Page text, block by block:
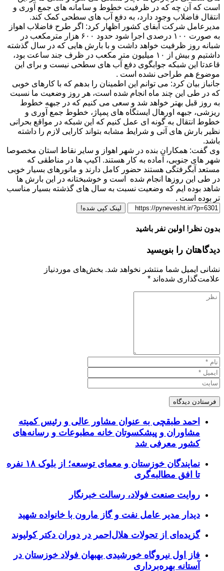
است که آن چه که در ظرفیت خطوط و سامانه های جمع آوری و
انتقال فاضلاب وجود دارد، به دفع آب های سطحی کمک کند.
مدیرعامل شرکت آبفای کشور اظهار کرد: اگر طرح فاضلاب اهواز
به صورت ۱۰۰ درصدی اجرا شود حدود ۶۰۰ هزار مترمکعب در
شبانه روز ظرفیت خواهد داشت و با بارش هایی که در سال گذشته
داشتیم و بیش از ۱۰ میلیون متر مکعب در ظرف جند ساعت بود،
قاعدتا این شبکه جوابگوی دفع آب های سطحی نیست و برای این
موضوع هم طراحی نشده است .
جانباز بیان کرد: می توانم این اطمینان را بدهم که با کارهای خوبی
که در طی این چند ماه انجام شده است، هر روز وضعیت ما نسبت
به روز قبل بهتر خواهد شد و سعی می کنیم که در جبهه خطوط
ریزشی، جبهه اورهال ایستگاه های پمپاژ، خطوط جمع آوری و
خطوط انتقال به گونه ای عمل کنیم که این شبکه در مواقع بحرانی
نظیر بارش های آتی و شرایط مشابه بتواند کارایی لازم را داشته
باشد.
وی گفت: همکاران بنده در شهر اهواز و سایر نقاط استان مخصوصا
شهر های جنوبی، آماده به کار هستند. اکیپ ها در مناطقی که
مستعد آبگرفتگی هستند حضور کامل دارند و مانورهای بسیار خوبی
در طی این روزها انجام شده است و خوشبختانه در این بارش ها
شاهد بوده ایم که وضعیت نسبت به سال های گذشته بسیار مناسب
تر بوده است .
لینک کپی شده!
بدون نظر! اولین نفر باشید
دیدگاهتان را بنویسید
نشانی ایمیل شما منتشر نخواهد شد. بخش‌های موردنیاز
علامت‌گذاری شده‌اند *
احمد طبقچی به عنوان مشاور عالی و رئیس کمیته
مشاوران و پیشکسوتان خانه مطبوعات و رسانه‌های
کشور معرفی شد
نمایندگان خوزستان و معمای توسعه؛ از بلوک ۱۸ نفره
تا افق مطالبه‌گری
روایت صنعت فولاد،‌ رسالت خبرنگار
دیدار مدیر عامل نفت و گاز مارون با خانواده شهید
گزیده‌ای از تحولات هلال‌احمر در دوران دکتر کولیوند
فاز اول نیروگاه خورشیدی بهبهان فولاد خوزستان در
آستانه بهره‌برداری